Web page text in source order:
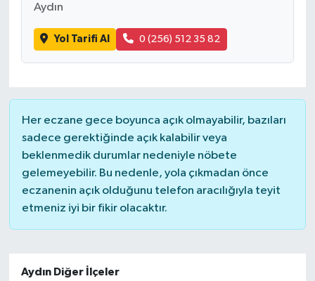
Aydın
Yol Tarifi Al 0 (256) 512 35 82
Her eczane gece boyunca açık olmayabilir, bazıları
sadece gerektiğinde açık kalabilir veya
beklenmedik durumlar nedeniyle nöbete
gelemeyebilir. Bu nedenle, yola çıkmadan önce
eczanenin açık olduğunu telefon aracılığıyla teyit
etmeniz iyi bir fikir olacaktır.
Aydın Diğer İlçeler